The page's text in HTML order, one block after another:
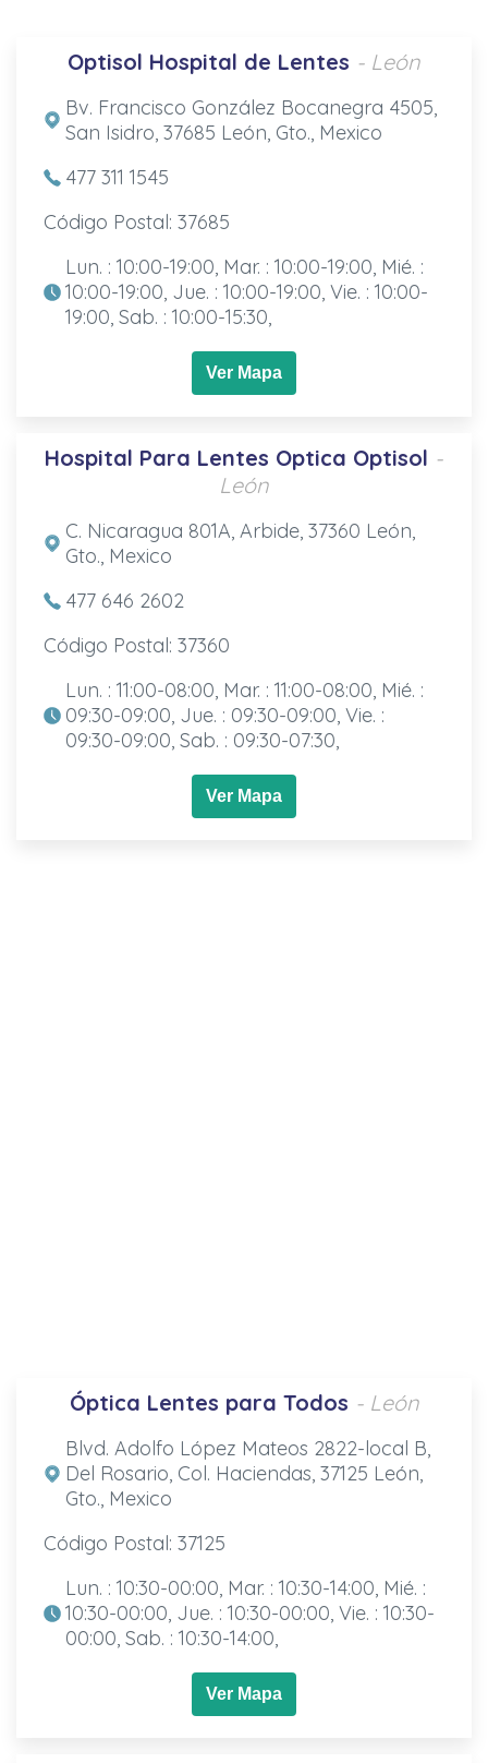
Optisol Hospital de Lentes - León
Bv. Francisco González Bocanegra 4505,
San Isidro, 37685 León, Gto., Mexico
477 311 1545
Código Postal: 37685
Lun. : 10:00-19:00, Mar. : 10:00-19:00, Mié. :
10:00-19:00, Jue. : 10:00-19:00, Vie. : 10:00-
19:00, Sab. : 10:00-15:30,
Ver Mapa
Hospital Para Lentes Optica Optisol -
León
C. Nicaragua 801A, Arbide, 37360 León,
Gto., Mexico
477 646 2602
Código Postal: 37360
Lun. : 11:00-08:00, Mar. : 11:00-08:00, Mié. :
09:30-09:00, Jue. : 09:30-09:00, Vie. :
09:30-09:00, Sab. : 09:30-07:30,
Ver Mapa
Óptica Lentes para Todos - León
Blvd. Adolfo López Mateos 2822-local B,
Del Rosario, Col. Haciendas, 37125 León,
Gto., Mexico
Código Postal: 37125
Lun. : 10:30-00:00, Mar. : 10:30-14:00, Mié. :
10:30-00:00, Jue. : 10:30-00:00, Vie. : 10:30-
00:00, Sab. : 10:30-14:00,
Ver Mapa